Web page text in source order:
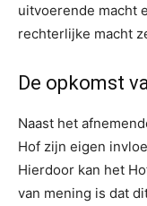
uitvoerende macht
rechterlijke macht
De opkomst
Naast het
Hof zijn eigen
Hierdoor kan het
van mening is dat